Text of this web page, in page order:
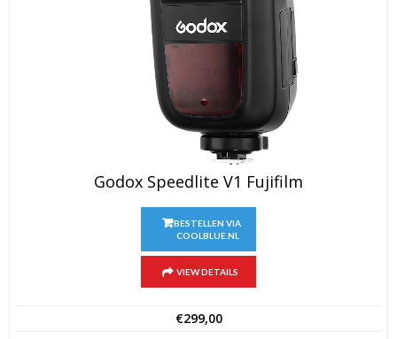
Godox Speedlite V1 Fujifilm
BESTELLEN VIA
COOLBLUE.NL
VIEW DETAILS
€299,00